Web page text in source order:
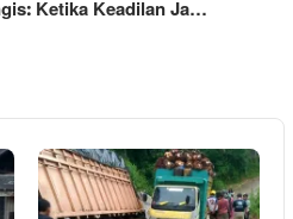
Ketika Keadilan Ja…